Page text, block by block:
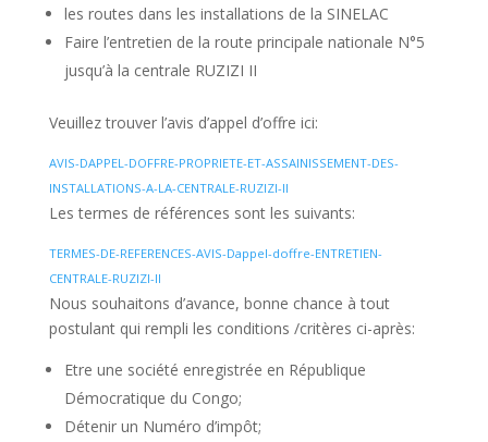
les routes dans les installations de la SINELAC
Faire l’entretien de la route principale nationale N°5
jusqu’à la centrale RUZIZI II
Veuillez trouver l’avis d’appel d’offre ici:
AVIS-DAPPEL-DOFFRE-PROPRIETE-ET-ASSAINISSEMENT-DES-
INSTALLATIONS-A-LA-CENTRALE-RUZIZI-II
Les termes de références sont les suivants:
TERMES-DE-REFERENCES-AVIS-Dappel-doffre-ENTRETIEN-
CENTRALE-RUZIZI-II
Nous souhaitons d’avance, bonne chance à tout
postulant qui rempli les conditions /critères ci-après:
Etre une société enregistrée en République
Démocratique du Congo;
Détenir un Numéro d’impôt;